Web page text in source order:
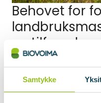
Samtykke
Behovet for
av tilførselen
For at den mikrobielle
biogassanlegg skal
oppfylle visse kriterier: